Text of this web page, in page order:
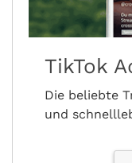
TikTok
Die beliebte
und